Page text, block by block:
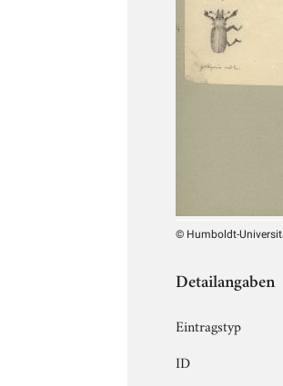
© Humboldt-
Detailangaben
Eintragstyp
ID